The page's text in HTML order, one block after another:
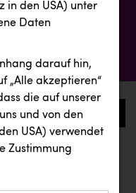
0
in den USA) unter
Daten
darauf hin,
„Alle akzeptieren“
die auf unserer
und von den
USA) verwendet
Zustimmung